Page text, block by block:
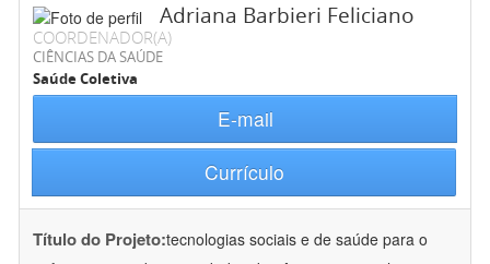
Adriana Barbieri Feliciano
COORDENADOR(A)
CIÊNCIAS DA SAÚDE
Saúde Coletiva
E-mail
Currículo
Título do Projeto:tecnologias sociais e de saúde para o